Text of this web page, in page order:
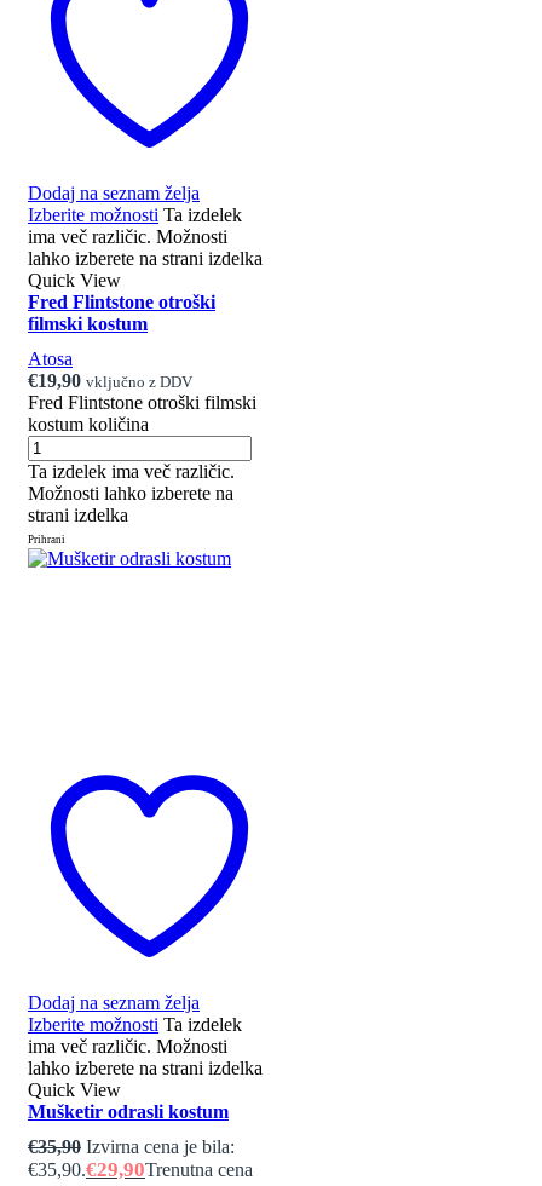
Dodaj na seznam želja
Izberite možnosti Ta izdelek
ima več različic. Možnosti
lahko izberete na strani izdelka
Quick View
Fred Flintstone otroški
filmski kostum
Atosa
€19,90 vključno z DDV
Fred Flintstone otroški filmski
kostum količina
Ta izdelek ima več različic.
Možnosti lahko izberete na
strani izdelka
Prihrani
Dodaj na seznam želja
Izberite možnosti Ta izdelek
ima več različic. Možnosti
lahko izberete na strani izdelka
Quick View
Mušketir odrasli kostum
€35,90 Izvirna cena je bila:
€35,90.€29,90Trenutna cena